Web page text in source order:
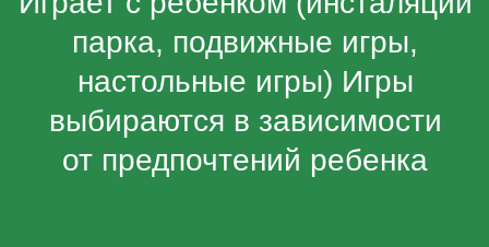
и помогает в гигиенических
процедурах